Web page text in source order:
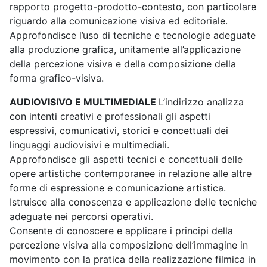
rapporto progetto-prodotto-contesto, con particolare
riguardo alla comunicazione visiva ed editoriale.
Approfondisce l’uso di tecniche e tecnologie adeguate
alla produzione grafica, unitamente all’applicazione
della percezione visiva e della composizione della
forma grafico-visiva.
AUDIOVISIVO E MULTIMEDIALE L’indirizzo analizza
con intenti creativi e professionali gli aspetti
espressivi, comunicativi, storici e concettuali dei
linguaggi audiovisivi e multimediali.
Approfondisce gli aspetti tecnici e concettuali delle
opere artistiche contemporanee in relazione alle altre
forme di espressione e comunicazione artistica.
Istruisce alla conoscenza e applicazione delle tecniche
adeguate nei percorsi operativi.
Consente di conoscere e applicare i principi della
percezione visiva alla composizione dell’immagine in
movimento con la pratica della realizzazione filmica in